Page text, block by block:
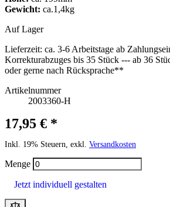
Gewicht: ca.1,4kg
Auf Lager
Lieferzeit: ca. 3-6 Arbeitstage ab
Korrekturabzuges bis 35 Stück --- ab 36
oder gerne nach Rücksprache**
Artikelnummer
2003360-H
17,95 € *
Inkl. 19% Steuern, exkl. Versandkosten
Menge
Jetzt individuell gestalten